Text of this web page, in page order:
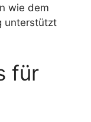
wie dem
unterstützt
für